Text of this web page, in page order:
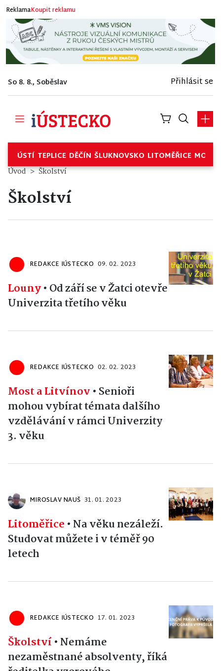
ReklamaKoupit reklamu
So 8. 8., Soběslav Přihlásit se
ÚSTÍ TEPLICE DĚČÍN ŠLUKNOVSKO LITOMĚŘICE
Úvod Školství
Školství
REDAKCE IÚSTECKO 09. 02. 2023
Louny• Od září se v Žatci otevře
Univerzita třetího věku
REDAKCE IÚSTECKO 02. 02. 2023
Most a Litvínov • Senioři
mohou vybírat témata dalšího
vzdělávání v rámci Univerzity
3. věku
MIROSLAV NAUŠ 31. 01. 2023
Litoměřice • Na věku nezáleží.
Studovat můžete i v téměř 90
letech
REDAKCE IÚSTECKO 17. 01. 2023
Školství• Nemáme
nezaměstnané absolventy, říká